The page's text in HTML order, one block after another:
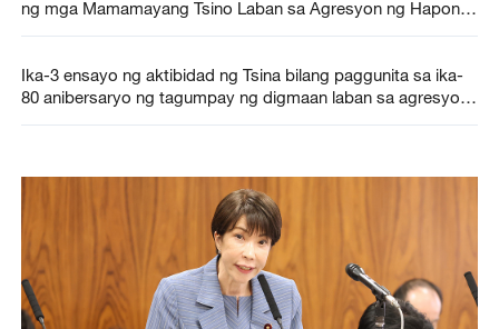
ng mga Mamamayang Tsino Laban sa Agresyon ng Hapon
Ika-3 ensayo ng aktibidad ng Tsina bilang paggunita sa ika-
80 anibersaryo ng tagumpay ng digmaan laban sa agresyon